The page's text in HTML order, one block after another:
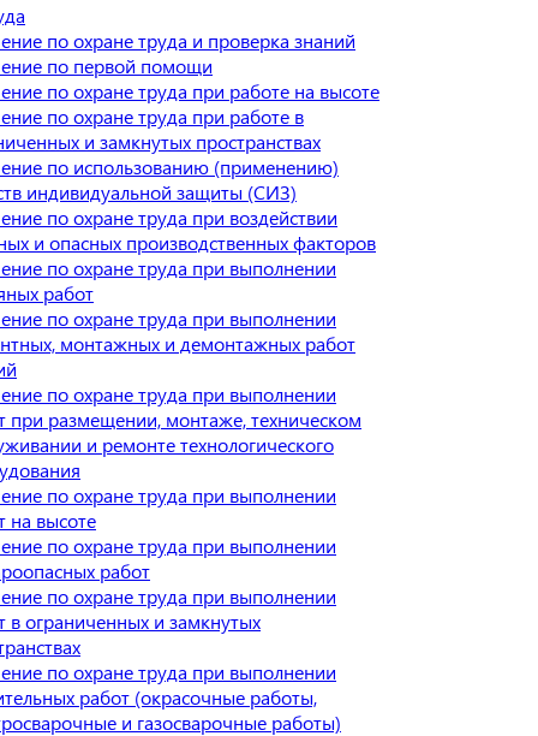
по охране труда и проверка знаний
по первой помощи
по охране труда при работе на высоте
по охране труда при работе в
и замкнутых пространствах
по использованию (применению)
индивидуальной защиты (СИЗ)
по охране труда при воздействии
и опасных производственных факторов
по охране труда при выполнении
работ
по охране труда при выполнении
монтажных и демонтажных работ
по охране труда при выполнении
при размещении, монтаже, техническом
и ремонте технологического
по охране труда при выполнении
на высоте
по охране труда при выполнении
работ
по охране труда при выполнении
в ограниченных и замкнутых
по охране труда при выполнении
работ (окрасочные работы,
и газосварочные работы)